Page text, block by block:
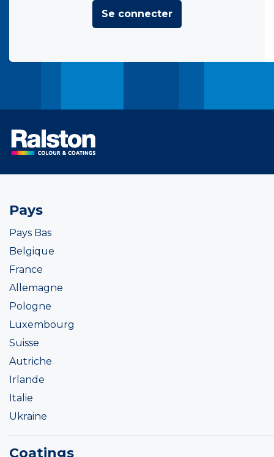
Se connecter
Pays
Pays Bas
Belgique
France
Allemagne
Pologne
Luxembourg
Suisse
Autriche
Irlande
Italie
Ukraine
Coatings